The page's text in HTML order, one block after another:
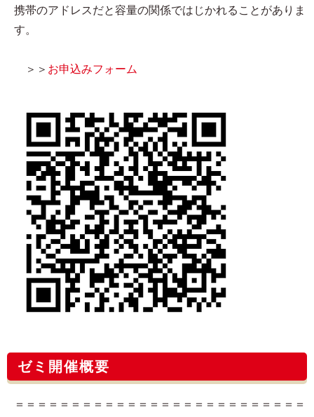
携帯のアドレスだと容量の関係ではじかれることがありま
す。
＞＞ お申込みフォーム
ゼミ開催概要
＝＝＝＝＝＝＝＝＝＝＝＝＝＝＝＝＝＝＝＝＝＝＝＝＝＝